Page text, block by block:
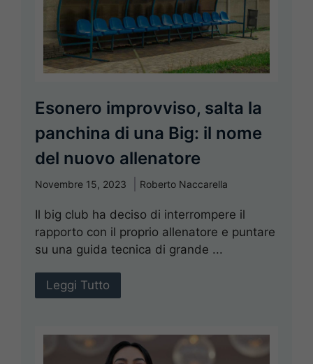
Esonero improvviso, salta la
panchina di una Big: il nome
del nuovo allenatore
Novembre 15, 2023 Roberto Naccarella
Il big club ha deciso di interrompere il
rapporto con il proprio allenatore e puntare
su una guida tecnica di grande ...
Leggi Tutto